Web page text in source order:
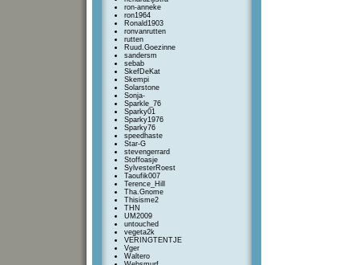
ron-anneke
ron1964
Ronald1903
ronvanrutten
rutten
Ruud.Goezinne
sandersm
sebab
SkefDeKat
Skempi
Solarstone
Sonja-
Sparkle_76
Sparky01
Sparky1976
Sparky76
speedhaste
Star-G
stevengerrard
Stoffoasje
SylvesterRoest
Taoufik007
Terence_Hill
Tha.Gnome
Thisisme2
THN
UM2009
untouched
vegeta2k
VERINGTENTJE
Vger
Waltero